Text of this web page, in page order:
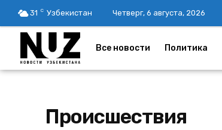
31 C Узбекистан Четверг, 6 августа, 2026
Все новости Политика
Происшествия